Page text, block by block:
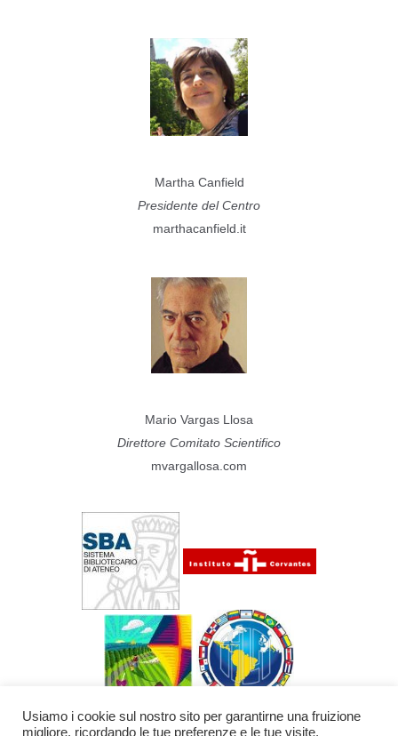
Martha Canfield
Presidente del Centro
marthacanfield.it
Mario Vargas Llosa
Direttore Comitato Scientifico
mvargallosa.com
Usiamo i cookie sul nostro sito per garantirne una fruizione
migliore, ricordando le tue preferenze e le tue visite.